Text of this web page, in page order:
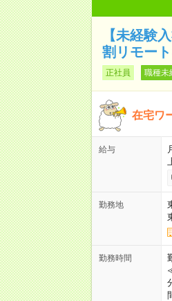
【未経験
割リモー
正社員 職種未
在宅ワ
給与
勤務地
勤務時間